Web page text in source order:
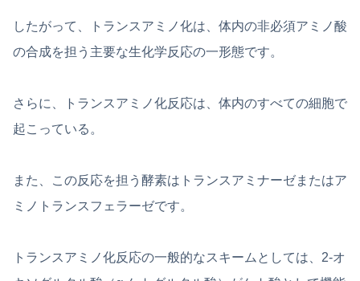
したがって、トランスアミノ化は、体内の非必須アミノ酸
の合成を担う主要な生化学反応の一形態です。
さらに、トランスアミノ化反応は、体内のすべての細胞で
起こっている。
また、この反応を担う酵素はトランスアミナーゼまたはア
ミノトランスフェラーゼです。
トランスアミノ化反応の一般的なスキームとしては、2-オ